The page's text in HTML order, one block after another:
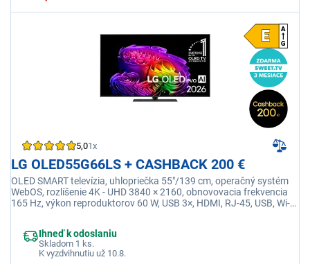
5,01x
LG OLED55G66LS + CASHBACK 200 €
OLED SMART televízia, uhlopriečka 55"/139 cm, operačný systém
WebOS, rozlíšenie 4K - UHD 3840 × 2160, obnovovacia frekvencia
165 Hz, výkon reproduktorov 60 W, USB 3×, HDMI, RJ-45, USB, Wi-fi
Ihneď k odoslaniu
Skladom 1 ks.
K vyzdvihnutiu už 10.8.